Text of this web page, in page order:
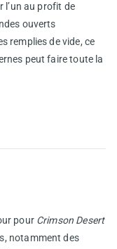
l’un au profit de
ouverts
remplies de vide, ce
peut faire toute la
pour Crimson Desert
notamment des